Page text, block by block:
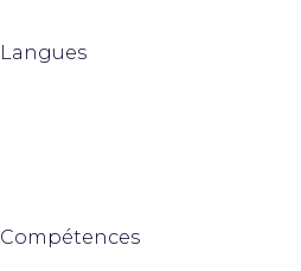
Langues
Compétences